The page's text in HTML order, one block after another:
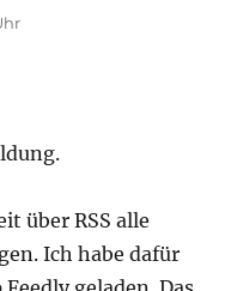
über RSS alle
Ich habe dafür